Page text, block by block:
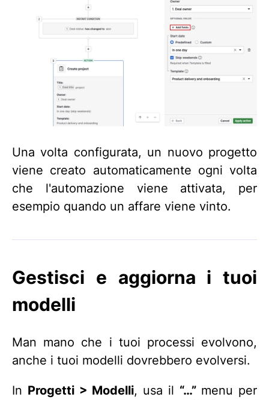
Una volta configurata, un nuovo progetto
viene creato automaticamente ogni volta
che l'automazione viene attivata, per
esempio quando un affare viene vinto.
Gestisci e aggiorna i tuoi
modelli
Man mano che i tuoi processi evolvono,
anche i tuoi modelli dovrebbero evolversi.
In Progetti > Modelli, usa il “…”menu per